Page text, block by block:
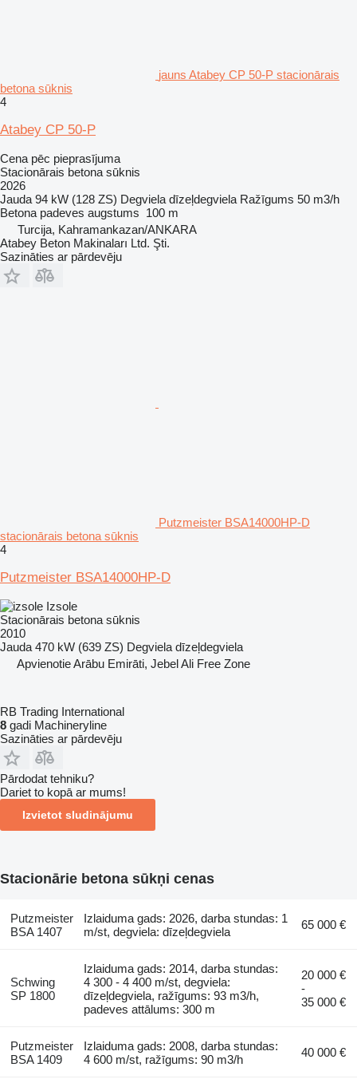
jauns Atabey CP 50-P stacionārais
betona sūknis
4
Atabey CP 50-P
Cena pēc pieprasījuma
Stacionārais betona sūknis
2026
Jauda 94 kW (128 ZS) Degviela dīzeļdegviela Ražīgums 50 m3/h
Betona padeves augstums 100 m
Turcija, Kahramankazan/ANKARA
Atabey Beton Makinaları Ltd. Şti.
Sazināties ar pārdevēju
Putzmeister BSA14000HP-D
stacionārais betona sūknis
4
Putzmeister BSA14000HP-D
Izsole
Stacionārais betona sūknis
2010
Jauda 470 kW (639 ZS) Degviela dīzeļdegviela
Apvienotie Arābu Emirāti, Jebel Ali Free Zone
RB Trading International
8 gadi Machineryline
Sazināties ar pārdevēju
Pārdodat tehniku?
Dariet to kopā ar mums!
Izvietot sludinājumu
Stacionārie betona sūkņi cenas
Putzmeister
BSA 1407
Izlaiduma gads: 2026, darba stundas: 1
m/st, degviela: dīzeļdegviela
65 000 €
Schwing
SP 1800
Izlaiduma gads: 2014, darba stundas:
4 300 - 4 400 m/st, degviela:
dīzeļdegviela, ražīgums: 93 m3/h,
padeves attālums: 300 m
20 000 €
-
35 000 €
Putzmeister
BSA 1409
Izlaiduma gads: 2008, darba stundas:
4 600 m/st, ražīgums: 90 m3/h
40 000 €